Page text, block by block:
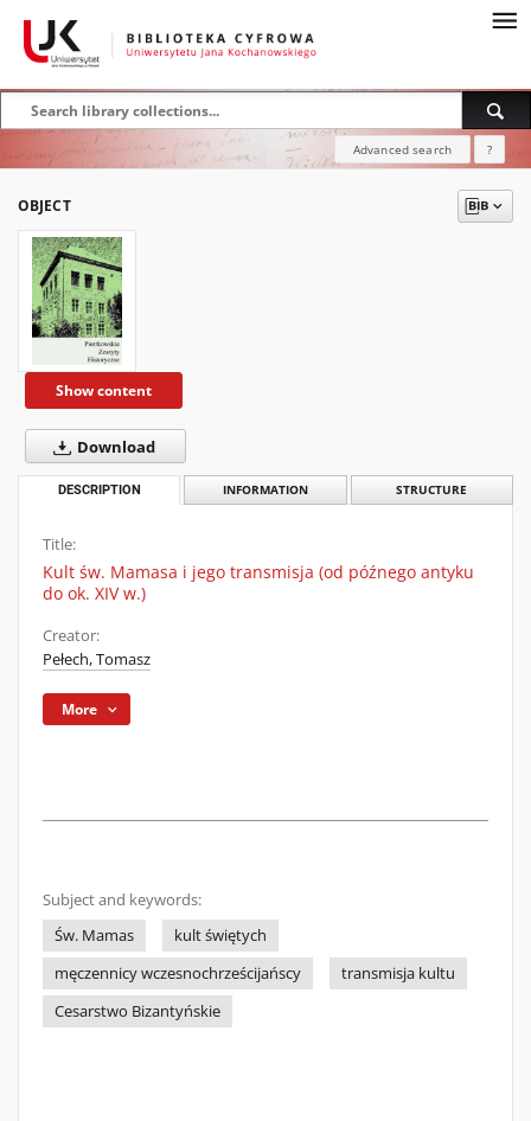
Advanced search ?
OBJECT
Show content
Download
DESCRIPTION INFORMATION STRUCTURE
Title:
Kult św. Mamasa i jego transmisja (od późnego antyku
do ok. XIV w.)
Creator:
Pełech, Tomasz
More
Subject and keywords:
Św. Mamas
kult świętych
męczennicy wczesnochrześcijańscy
transmisja kultu
Cesarstwo Bizantyńskie